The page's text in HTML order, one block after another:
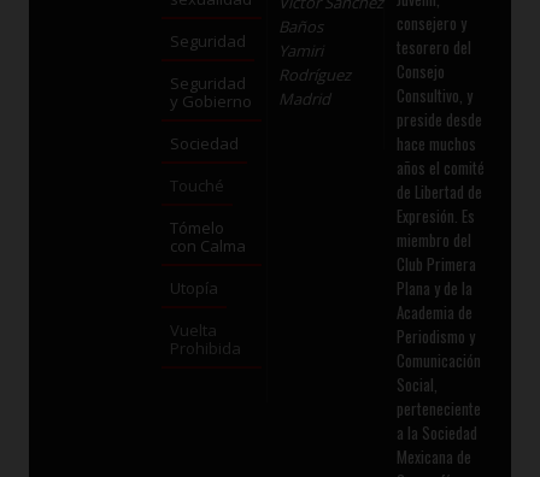
Seguridad
Seguridad
y Gobierno
Sociedad
Touché
Tómelo
con Calma
Utopía
Vuelta
Prohibida
Baños
Yamiri
Rodríguez
Madrid
consejero y
tesorero del
Consejo
Consultivo, y
preside desde
hace muchos
años el comité
de Libertad de
Expresión. Es
miembro del
Club Primera
Plana y de la
Academia de
Periodismo y
Comunicación
Social,
perteneciente
a la Sociedad
Mexicana de